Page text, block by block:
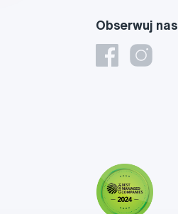
Obserwuj nas